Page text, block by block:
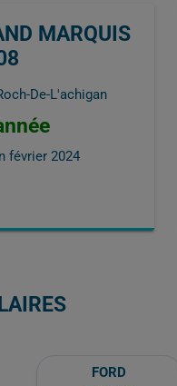
MARQUIS
De-L'achigan
février 2024
FORD